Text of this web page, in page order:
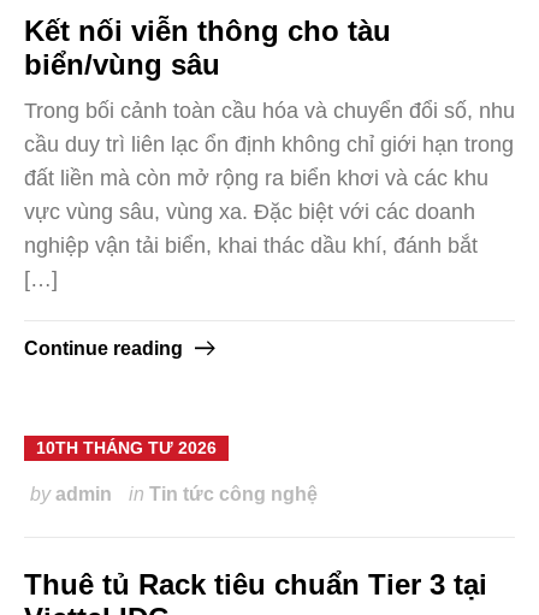
Kết nối viễn thông cho tàu
biển/vùng sâu
Trong bối cảnh toàn cầu hóa và chuyển đổi số, nhu
cầu duy trì liên lạc ổn định không chỉ giới hạn trong
đất liền mà còn mở rộng ra biển khơi và các khu
vực vùng sâu, vùng xa. Đặc biệt với các doanh
nghiệp vận tải biển, khai thác dầu khí, đánh bắt
[…]
Continue reading
10TH THÁNG TƯ 2026
byadmin in Tin tức công nghệ
Thuê tủ Rack tiêu chuẩn Tier 3 tại